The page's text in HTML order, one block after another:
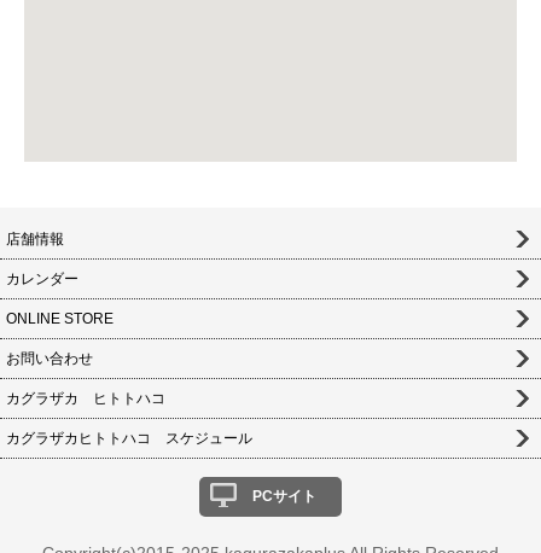
店舗情報
カレンダー
ONLINE STORE
お問い合わせ
カグラザカ ヒトトハコ
カグラザカヒトトハコ スケジュール
PCサイト